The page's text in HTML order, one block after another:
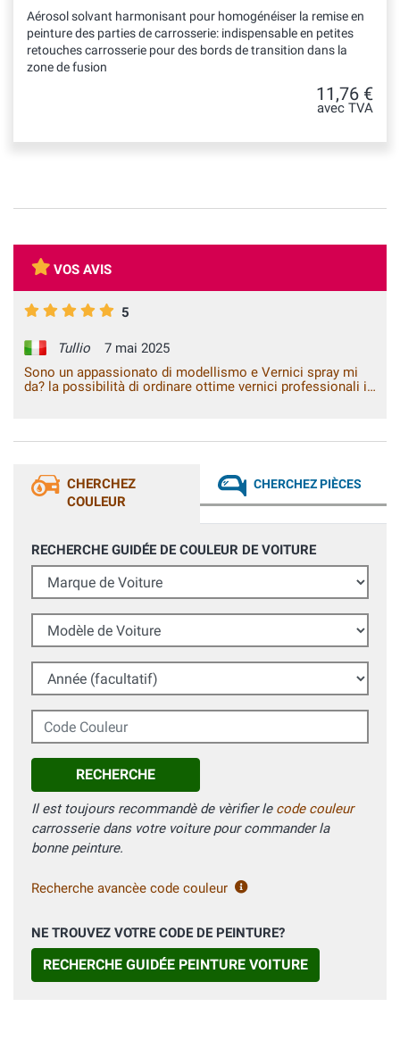
Aérosol solvant harmonisant pour homogénéiser la remise en
peinture des parties de carrosserie: indispensable en petites
retouches carrosserie pour des bords de transition dans la
zone de fusion
11,76 €
avec TVA
VOS AVIS
5
Tullio
7 mai 2025
Sono un appassionato di modellismo e Vernici spray mi
da? la possibilità di ordinare ottime vernici professionali in
CHERCHEZ
COULEUR
CHERCHEZ PIÈCES
RECHERCHE GUIDÉE DE COULEUR DE VOITURE
Marque de Voiture
Modèle de Voiture
Année (facultatif)
Code Couleur
RECHERCHE
Il est toujours recommandè de vèrifier le code couleur
carrosserie dans votre voiture pour commander la
bonne peinture.
Recherche avancèe code couleur
NE TROUVEZ VOTRE CODE DE PEINTURE?
RECHERCHE GUIDÉE PEINTURE VOITURE